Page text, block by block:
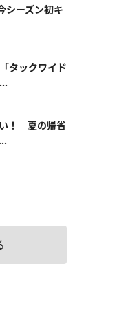
シーズン初キ
タックワイド
！ 夏の帰省